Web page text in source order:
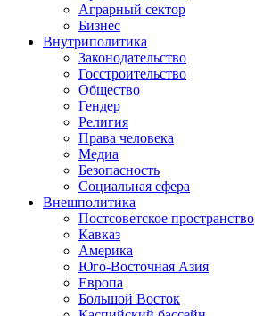
Аграрный сектор
Бизнес
Внутриполитика
Законодательство
Госстроительство
Общество
Гендер
Религия
Права человека
Медиа
Безопасность
Социальная сфера
Внешполитика
Постсоветское пространство
Кавказ
Америка
Юго-Восточная Азия
Европа
Большой Восток